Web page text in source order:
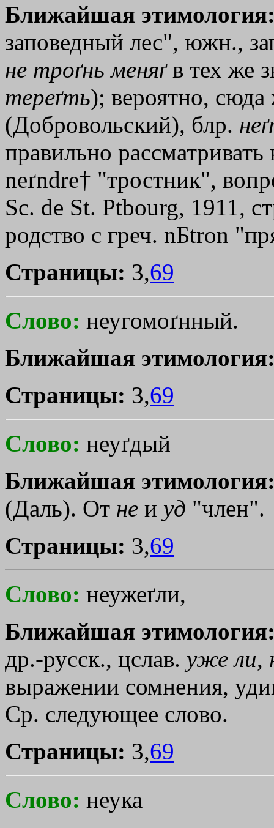
Ближайшая
заповедный лес", южн.,
не троґнь меняґв тех же
тереґть); вероятно,
(Добровольский), блр.
правильно
neґndre† "тростник",
Sс. dе St. Ptbourg, 1911,
родство с греч. nБtron
Страницы: 3,69
Слово: неугомоґнный.
Ближайшая
Страницы: 3,69
Слово: неуґдый
Ближайшая
(Даль). От не и уд "член".
Страницы: 3,69
Слово: неужеґли,
Ближайшая
др.-русск., цслав. уже ли,
выражении сомнения,
Ср. следующее слово.
Страницы: 3,69
Слово: неука